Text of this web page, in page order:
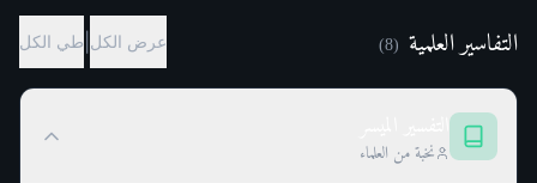
التفاسير العلمية (
8
) عرض الكل طي الكل
نخبة من العلماء